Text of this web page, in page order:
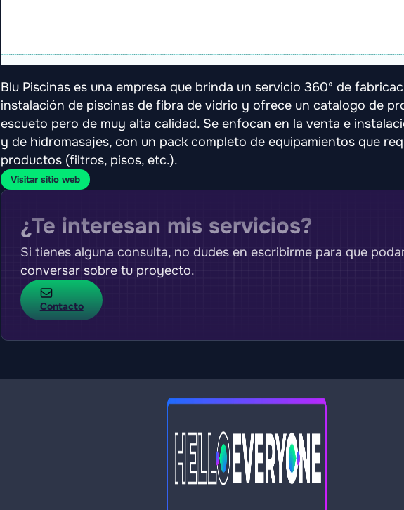
Blu Piscinas es una empresa que brinda un servicio 360º de
instalación de piscinas de fibra de vidrio y ofrece un catalogo de
escueto pero de muy alta calidad. Se enfocan en la venta e
y de hidromasajes, con un pack completo de equipamientos que
productos (filtros, pisos, etc.).
Visitar sitio web
¿Te interesan mis servicios?
Si tienes alguna consulta, no dudes en escribirme para que
conversar sobre tu proyecto.
Contacto